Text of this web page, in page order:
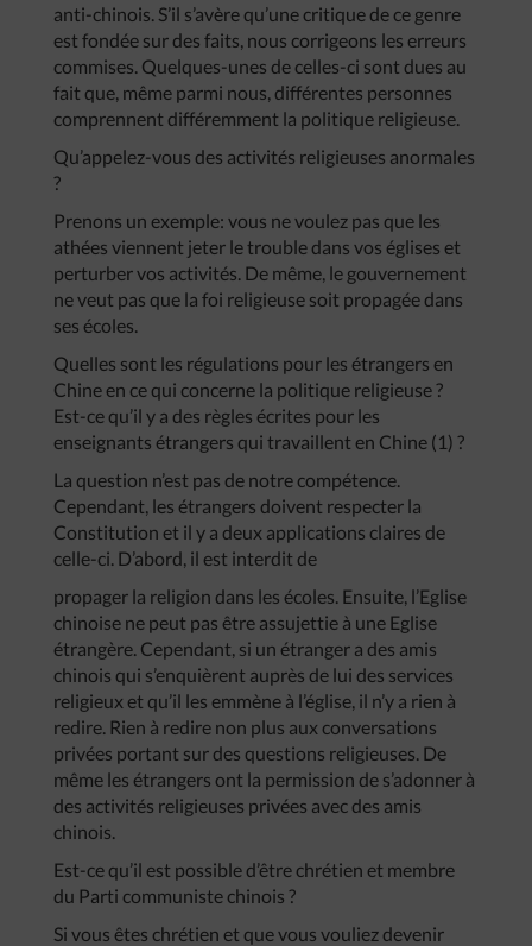
anti-chinois. S’il s’avère qu’une critique de ce genre
est fondée sur des faits, nous corrigeons les erreurs
commises. Quelques-unes de celles-ci sont dues au
fait que, même parmi nous, différentes personnes
comprennent différemment la politique religieuse.
Qu’appelez-vous des activités religieuses anormales
?
Prenons un exemple: vous ne voulez pas que les
athées viennent jeter le trouble dans vos églises et
perturber vos activités. De même, le gouvernement
ne veut pas que la foi religieuse soit propagée dans
ses écoles.
Quelles sont les régulations pour les étrangers en
Chine en ce qui concerne la politique religieuse ?
Est-ce qu’il y a des règles écrites pour les
enseignants étrangers qui travaillent en Chine (1) ?
La question n’est pas de notre compétence.
Cependant, les étrangers doivent respecter la
Constitution et il y a deux applications claires de
celle-ci. D’abord, il est interdit de
propager la religion dans les écoles. Ensuite, l’Eglise
chinoise ne peut pas être assujettie à une Eglise
étrangère. Cependant, si un étranger a des amis
chinois qui s’enquièrent auprès de lui des services
religieux et qu’il les emmène à l’église, il n’y a rien à
redire. Rien à redire non plus aux conversations
privées portant sur des questions religieuses. De
même les étrangers ont la permission de s’adonner à
des activités religieuses privées avec des amis
chinois.
Est-ce qu’il est possible d’être chrétien et membre
du Parti communiste chinois ?
Si vous êtes chrétien et que vous vouliez devenir